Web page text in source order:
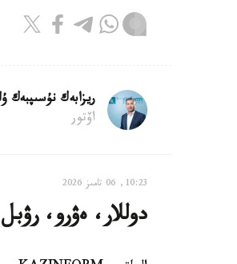
ريزابەك نۇسىپبەك
اۆتور
10:23, 06 تامىز 2026
دوللار، ەۋرو،